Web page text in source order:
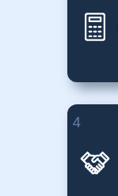
4